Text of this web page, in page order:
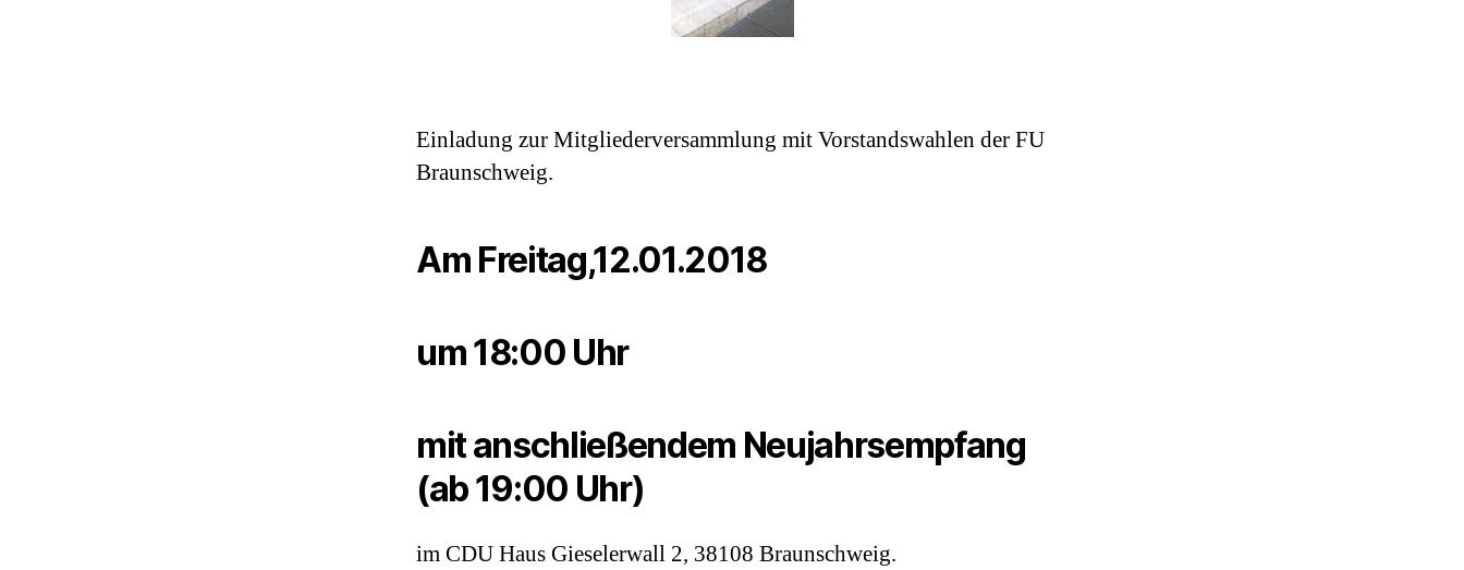
Einladung zur Mitgliederversammlung mit Vorstandswahlen der FU
Braunschweig.
Am Freitag,12.01.2018
um 18:00 Uhr
mit anschließendem Neujahrsempfang
(ab 19:00 Uhr)
im CDU Haus Gieselerwall 2, 38108 Braunschweig.